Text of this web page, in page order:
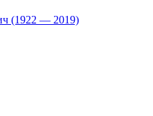
(1922 — 2019)